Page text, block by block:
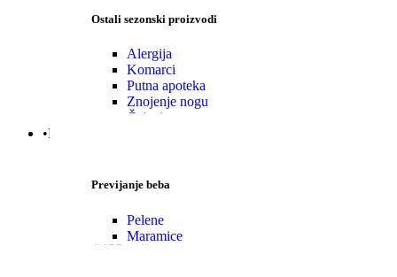
Ostali sezonski proizvodi
Alergija
Komarci
Putna apoteka
Znojenje nogu
Čajevi
•Mama|Bebe|Polno zdrav.
Previjanje beba
Pelene
Maramice
VIŠE